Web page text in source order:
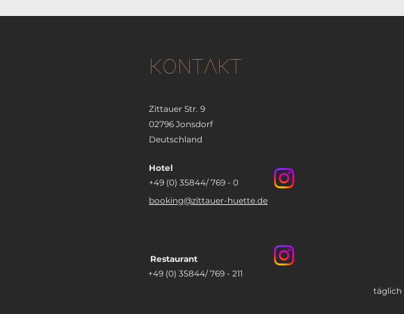
KONTAKT
Zittauer Str. 9
02796 Jonsdorf
Deutschland
Hotel
+49 (0) 35844/ 769 - 0
booking@zittauer-huette.de
Restaurant
+49 (0) 35844/ 769 - 211
täglich